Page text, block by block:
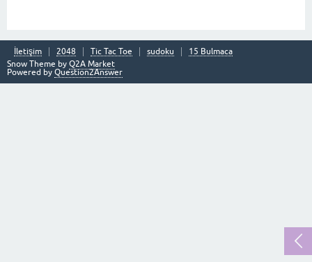
İletişim 2048 Tic Tac Toe sudoku
15 Bulmaca
Snow Theme by Q2A Market
Powered by Question2Answer